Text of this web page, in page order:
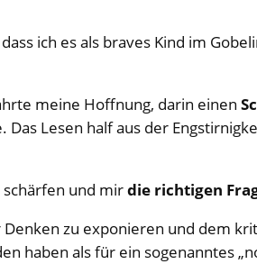
ich es als braves Kind im
meine Hoffnung, darin einen
Lesen half aus der
und mirdie richtigen
zu exponieren und dem
haben als für ein sogenanntes